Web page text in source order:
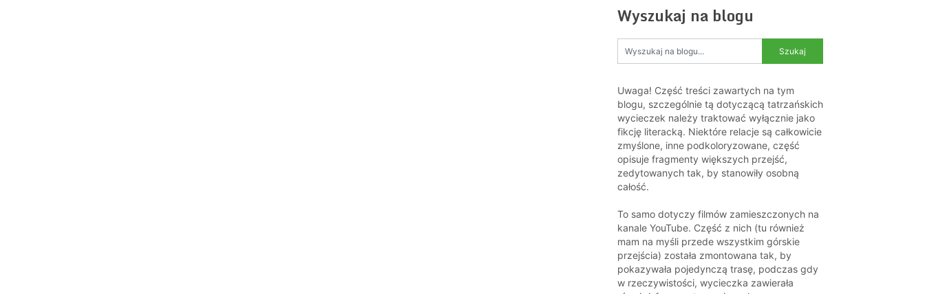
Wyszukaj na blogu
Uwaga! Część treści zawartych na tym
blogu, szczególnie tą dotyczącą tatrzańskich
wycieczek należy traktować wyłącznie jako
fikcję literacką. Niektóre relacje są całkowicie
zmyślone, inne podkoloryzowane, część
opisuje fragmenty większych przejść,
zedytowanych tak, by stanowiły osobną
całość.
To samo dotyczy filmów zamieszczonych na
kanale YouTube. Część z nich (tu również
mam na myśli przede wszystkim górskie
przejścia) została zmontowana tak, by
pokazywała pojedynczą trasę, podczas gdy
w rzeczywistości, wycieczka zawierała